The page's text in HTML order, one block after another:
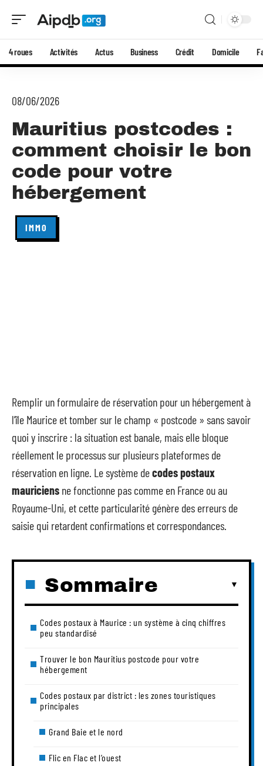
4 roues Activités Actus Business Crédit Domicile
08/06/2026
Mauritius postcodes :
comment choisir le bon
code pour votre
hébergement
IMMO
Remplir un formulaire de réservation pour un hébergement à
l’île Maurice et tomber sur le champ « postcode » sans savoir
quoi y inscrire : la situation est banale, mais elle bloque
réellement le processus sur plusieurs plateformes de
réservation en ligne. Le système decodes postaux
mauriciens ne fonctionne pas comme en France ou au
Royaume-Uni, et cette particularité génère des erreurs de
saisie qui retardent confirmations et correspondances.
Sommaire
Codes postaux à Maurice : un système à cinq chiffres
peu standardisé
Trouver le bon Mauritius postcode pour votre
hébergement
Codes postaux par district : les zones touristiques
principales
Grand Baie et le nord
Flic en Flac et l’ouest